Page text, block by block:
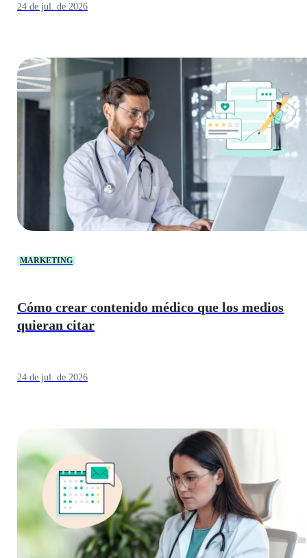
24 de jul. de 2026
MARKETING
Cómo crear contenido médico que los medios
quieran citar
24 de jul. de 2026